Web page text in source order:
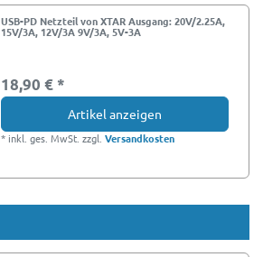
USB-PD Netzteil von XTAR Ausgang: 20V/2.25A,
15V/3A, 12V/3A 9V/3A, 5V-3A
18,90 € *
Artikel anzeigen
* inkl. ges. MwSt. zzgl.Versandkosten